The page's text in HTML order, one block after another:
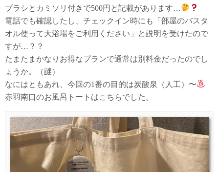
ブラシとカミソリ付きで500円と記載があります…
電話でも確認したし、チェックイン時にも「部屋のバスタ
オル使って大浴場をご利用ください」と説明を受けたので
すが…？？
たまたまかなりお得なプランで通常は別料金だったのでし
ょうか。（謎）
なにはともあれ、今回の1番の目的は炭酸泉（人工）〜
赤羽南口のお風呂トートはこちらでした。